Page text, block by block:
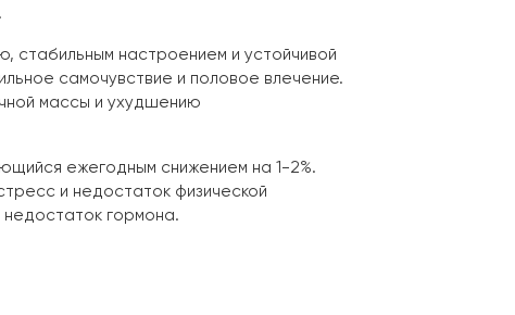
стабильным настроением и устойчивой
самочувствие и половое влечение.
массы и ухудшению
ежегодным снижением на 1-2%.
и недостаток физической
недостаток гормона.